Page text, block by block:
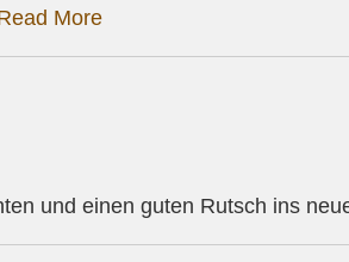
More
und einen guten Rutsch ins